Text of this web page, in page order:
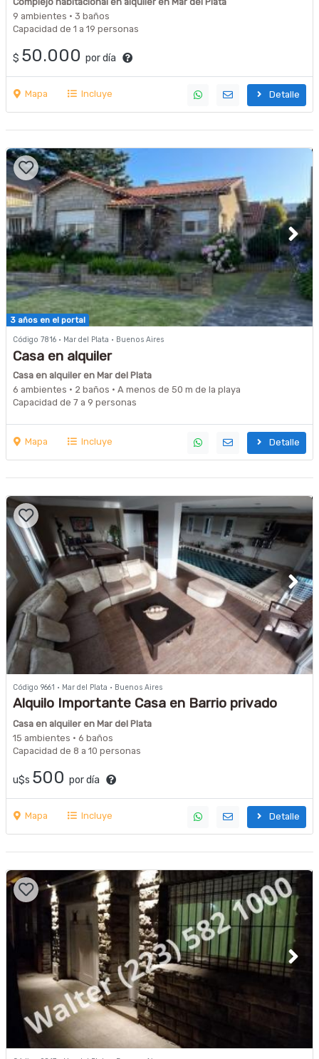
9 ambientes · 3 baños
Capacidad de 1 a 19 personas
$ 50.000 por día
Mapa Incluye Detalle
3 años en el portal
Código 7816 · Mar del Plata · Buenos Aires
Casa en alquiler
Casa en alquiler en Mar del Plata
6 ambientes · 2 baños · A menos de 50 m de la playa
Capacidad de 7 a 9 personas
Mapa Incluye Detalle
Código 9661 · Mar del Plata · Buenos Aires
Alquilo Importante Casa en Barrio privado
Arenas del Sur
Casa en alquiler en Mar del Plata
15 ambientes · 6 baños
Capacidad de 8 a 10 personas
u$s 500 por día
Mapa Incluye Detalle